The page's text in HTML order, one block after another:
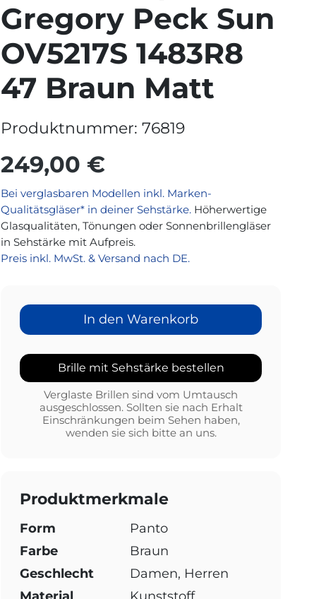
Gregory Peck Sun
OV5217S 1483R8
47 Braun Matt
Produktnummer:76819
249,00 €
Bei verglasbaren Modellen inkl. Marken-
Qualitätsgläser* in deiner Sehstärke. Höherwertige
Glasqualitäten, Tönungen oder Sonnenbrillengläser
in Sehstärke mit Aufpreis.
Preis inkl. MwSt. & Versand nach DE.
In den Warenkorb
Brille mit Sehstärke bestellen
Verglaste Brillen sind vom Umtausch
ausgeschlossen. Sollten sie nach Erhalt
Einschränkungen beim Sehen haben,
wenden sie sich bitte an uns.
Produktmerkmale
Form
Panto
Farbe
Braun
Geschlecht
Damen, Herren